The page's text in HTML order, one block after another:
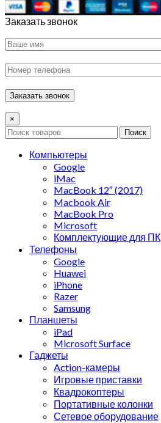
Заказать звонок
×
Поиск
Компьютеры
Google
iMac
MacBook 12″ (2017)
Macbook Air
MacBook Pro
Microsoft
Комплектующие для ПК
Телефоны
Google
Huawei
iPhone
Razer
Samsung
Планшеты
iPad
Microsoft Surface
Гаджеты
Action-камеры
Игровые приставки
Квадрокоптеры
Портативные колонки
Сетевое оборудование